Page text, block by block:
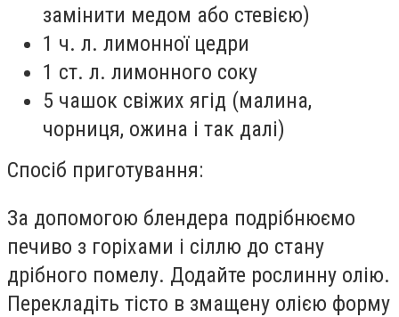
замінити медом або стевією)
1 ч. л. лимонної цедри
1 ст. л. лимонного соку
5 чашок свіжих ягід (малина,
чорниця, ожина і так далі)
Спосіб приготування:
За допомогою блендера подрібнюємо
печиво з горіхами і сіллю до стану
дрібного помелу. Додайте рослинну олію.
Перекладіть тісто в змащену олією форму